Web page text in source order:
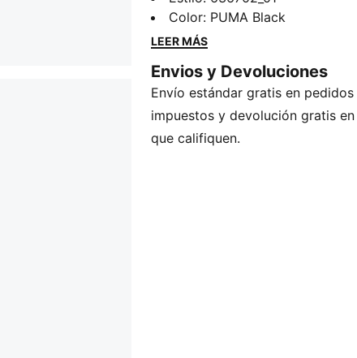
y cintura ceñida que le dan un
Perfecta para combinarla con
listas para todo: la clásica
puntada.
DETALLES
Calce: Holgado
Color: PUMA Black
LEER MÁS
Envios y Devoluciones
Envío estándar gratis en
impuestos y devolución gratis
que califiquen.